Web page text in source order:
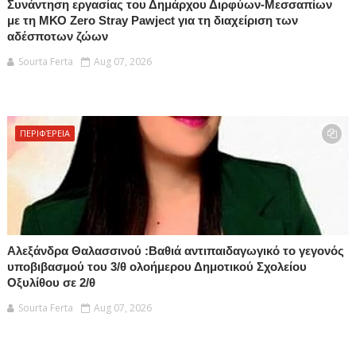
Συνάντηση εργασίας του Δημάρχου Διρφύων-Μεσσαπίων
με τη ΜΚΟ Zero Stray Pawject για τη διαχείριση των
αδέσποτων ζώων
Sourta Ferta
Aug 07, 2026
ΠΕΡΙΦΈΡΕΙΑ
Αλεξάνδρα Θαλασσινού :Βαθιά αντιπαιδαγωγικό το γεγονός
υποβιβασμού του 3/θ ολοήμερου Δημοτικού Σχολείου
Οξυλίθου σε 2/θ
Sourta Ferta
Aug 07, 2026